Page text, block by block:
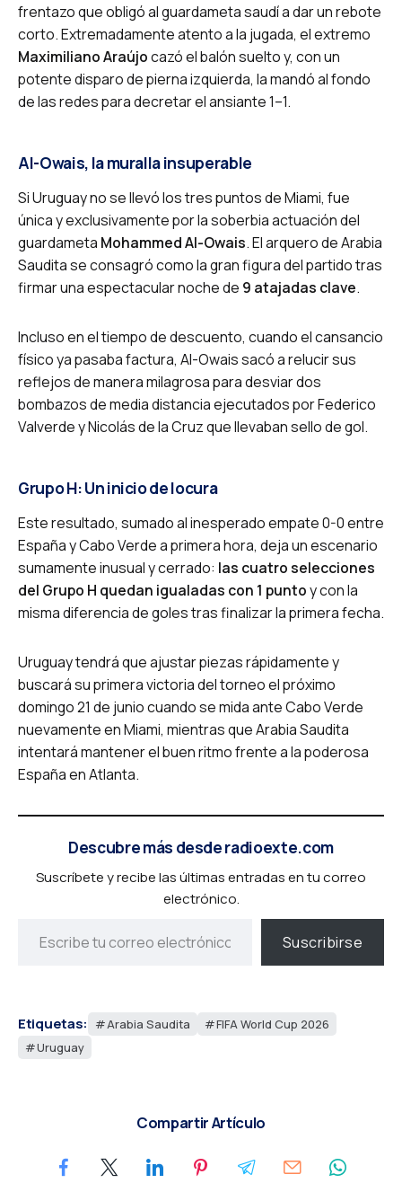
frentazo que obligó al guardameta saudí a dar un rebote
corto. Extremadamente atento a la jugada, el extremo
Maximiliano Araújocazó el balón suelto y, con un
potente disparo de pierna izquierda, la mandó al fondo
de las redes para decretar el ansiante 1–1.
Al-Owais, la muralla insuperable
Si Uruguay no se llevó los tres puntos de Miami, fue
única y exclusivamente por la soberbia actuación del
guardameta Mohammed Al-Owais. El arquero de Arabia
Saudita se consagró como la gran figura del partido tras
firmar una espectacular noche de 9 atajadas clave.
Incluso en el tiempo de descuento, cuando el cansancio
físico ya pasaba factura, Al-Owais sacó a relucir sus
reflejos de manera milagrosa para desviar dos
bombazos de media distancia ejecutados por Federico
Valverde y Nicolás de la Cruz que llevaban sello de gol.
Grupo H: Un inicio de locura
Este resultado, sumado al inesperado empate 0-0 entre
España y Cabo Verde a primera hora, deja un escenario
sumamente inusual y cerrado: las cuatro selecciones
del Grupo H quedan igualadas con 1 puntoy con la
misma diferencia de goles tras finalizar la primera fecha.
Uruguay tendrá que ajustar piezas rápidamente y
buscará su primera victoria del torneo el próximo
domingo 21 de junio cuando se mida ante Cabo Verde
nuevamente en Miami, mientras que Arabia Saudita
intentará mantener el buen ritmo frente a la poderosa
España en Atlanta.
Descubre más desde radioexte.com
Suscríbete y recibe las últimas entradas en tu correo
electrónico.
Suscribirse
Etiquetas: Arabia Saudita
FIFA World Cup 2026
Uruguay
Compartir Artículo